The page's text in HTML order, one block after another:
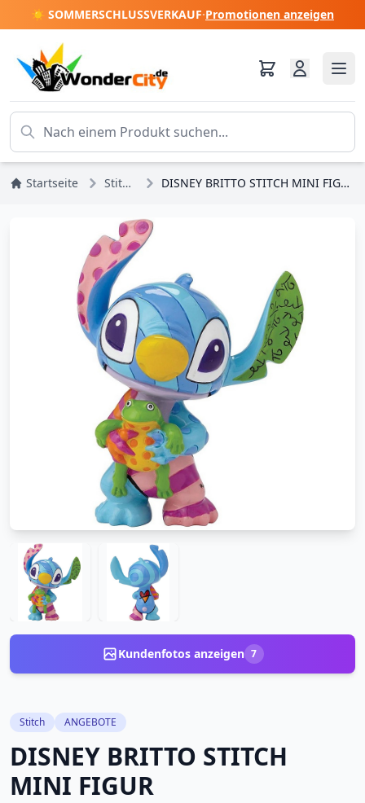
☀️ SOMMERSCHLUSSVERKAUF·Promotionen anzeigen
Startseite Stitch DISNEY BRITTO STITCH MINI FIGUR
Kundenfotos anzeigen 7
Stitch ANGEBOTE
DISNEY BRITTO STITCH
MINI FIGUR